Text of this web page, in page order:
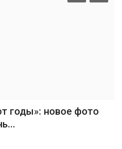
годы»: новое фото